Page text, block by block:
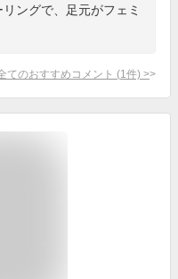
ングで、足元がフェミ
てのおすすめコメント (1 件) >